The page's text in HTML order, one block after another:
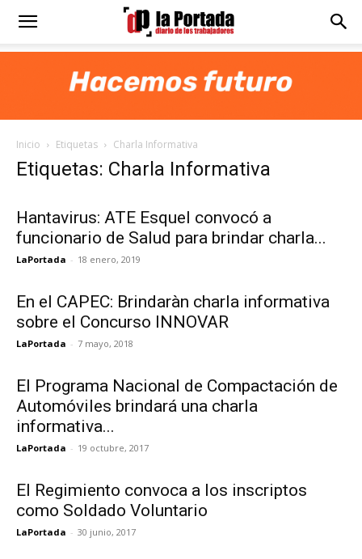
Diario
Portada
Inicio Etiquetas Charla Informativa
Etiquetas: Charla Informativa
Hantavirus: ATE Esquel convocó a
funcionario de Salud para brindar charla...
LaPortada - 18 enero, 2019
En el CAPEC: Brindaràn charla informativa
sobre el Concurso INNOVAR
LaPortada - 7 mayo, 2018
El Programa Nacional de Compactación de
Automóviles brindará una charla
informativa...
LaPortada - 19 octubre, 2017
El Regimiento convoca a los inscriptos
como Soldado Voluntario
LaPortada - 30 junio, 2017